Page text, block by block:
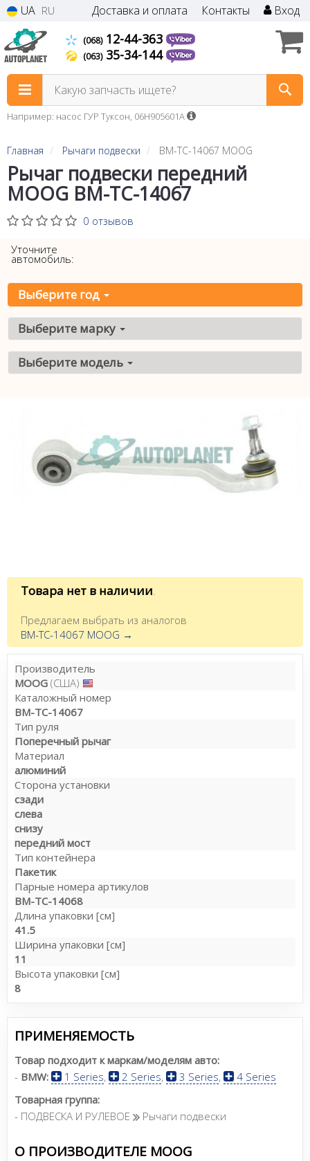
UA RU Доставка и оплата Контакты Вход
(068)12-44-363
(063)35-34-144
Какую запчасть ищете?
Например: насос ГУР Туксон, 06H905601A
Главная Рычаги подвески BM-TC-14067 MOOG
Рычаг подвески передний
MOOG BM-TC-14067
0 отзывов
Уточните
автомобиль:
Выберите год
Выберите марку
Выберите модель
Товара нет в наличии
Предлагаем выбрать из аналогов
BM-TC-14067 MOOG →
Производитель
MOOG (США)
Каталожный номер
BM-TC-14067
Тип руля
Поперечный рычаг
Материал
алюминий
Сторона установки
сзади
слева
снизу
передний мост
Тип контейнера
Пакетик
Парные номера артикулов
BM-TC-14068
Длина упаковки [см]
41.5
Ширина упаковки [см]
11
Высота упаковки [см]
8
ПРИМЕНЯЕМОСТЬ
Товар подходит к маркам/моделям авто:
- BMW: 1 Series, 2 Series, 3 Series,
4 Series
Товарная группа:
- ПОДВЕСКА И РУЛЕВОЕ
Рычаги подвески
О ПРОИЗВОДИТЕЛЕ MOOG